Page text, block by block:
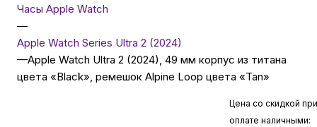
ТВ и проекторы
Бытовая техника
Часы Apple Watch
—
Apple Watch Series Ultra 2 (2024)
—Apple Watch Ultra 2 (2024), 49 мм корпус из титана
цвета «Black», ремешок Alpine Loop цвета «Tan»
Цена со скидкой при
оплате наличными: